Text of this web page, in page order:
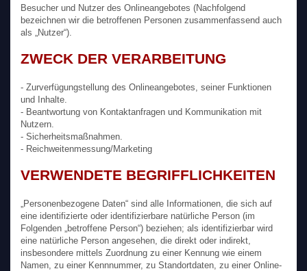
Besucher und Nutzer des Onlineangebotes (Nachfolgend
bezeichnen wir die betroffenen Personen zusammenfassend auch
als „Nutzer“).
ZWECK DER VERARBEITUNG
- Zurverfügungstellung des Onlineangebotes, seiner Funktionen
und Inhalte.
- Beantwortung von Kontaktanfragen und Kommunikation mit
Nutzern.
- Sicherheitsmaßnahmen.
- Reichweitenmessung/Marketing
VERWENDETE BEGRIFFLICHKEITEN
„Personenbezogene Daten“ sind alle Informationen, die sich auf
eine identifizierte oder identifizierbare natürliche Person (im
Folgenden „betroffene Person“) beziehen; als identifizierbar wird
eine natürliche Person angesehen, die direkt oder indirekt,
insbesondere mittels Zuordnung zu einer Kennung wie einem
Namen, zu einer Kennnummer, zu Standortdaten, zu einer Online-